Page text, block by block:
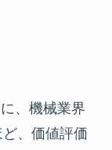
、機械業界
、価値評価